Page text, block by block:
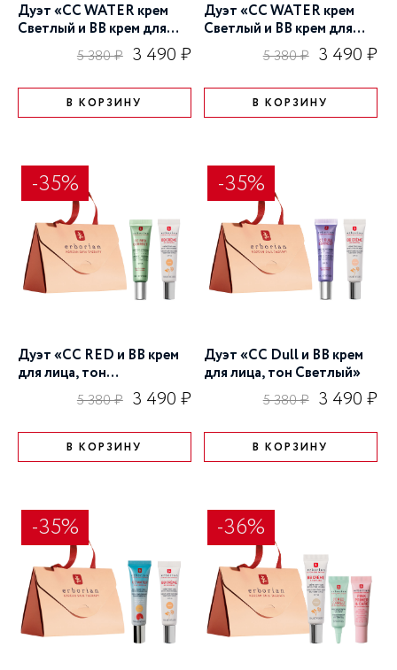
Дуэт «CC WATER крем
Светлый и BB крем для
лица, тон Натурально-
бежевый»5 380 ₽ 3 490 ₽
В КОРЗИНУ
Дуэт «CC WATER крем
Светлый и BB крем для
лица, тон Светлый»
5 380 ₽ 3 490 ₽
В КОРЗИНУ
-35%
Дуэт «CC RED и BB крем
для лица, тон
Золотистый»
5 380 ₽ 3 490 ₽
В КОРЗИНУ
-35%
Дуэт «CC Dull и BB крем
для лица, тон Светлый»
5 380 ₽ 3 490 ₽
В КОРЗИНУ
-35% -36%